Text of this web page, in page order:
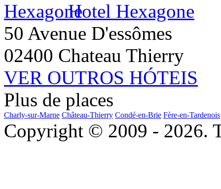
Hotel Hexagone
50 Avenue D'essômes
02400 Chateau Thierry
VER OUTROS HÓTEIS
Plus de places
Charly-sur-Marne Château-Thierry Condé-en-Brie Fère-en-Tardenois
Copyright © 2009 - 2026.